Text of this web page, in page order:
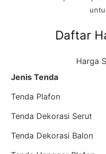
Daftar
Harga
Jenis Tenda
Tenda Plafon
Tenda Dekorasi Serut
Tenda Dekorasi Balon